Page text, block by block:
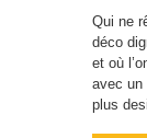
Qui ne
déco
et où
avec un
plus